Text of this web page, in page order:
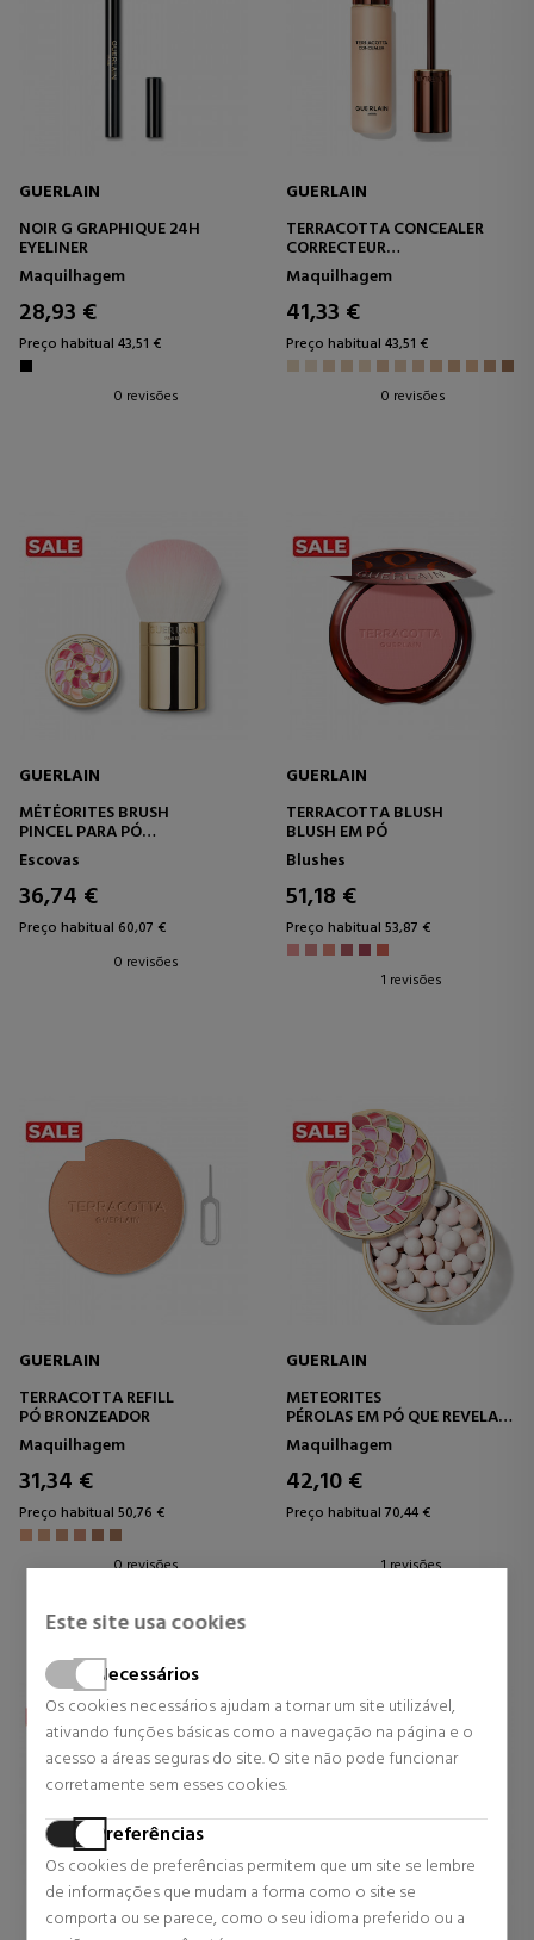
Este site usa cookies
Necessários
Os cookies necessários ajudam a tornar um site utilizável,
ativando funções básicas como a navegação na página e o
acesso a áreas seguras do site. O site não pode funcionar
corretamente sem esses cookies.
Preferências
Os cookies de preferências permitem que um site se lembre
de informações que mudam a forma como o site se
comporta ou se parece, como o seu idioma preferido ou a
GUERLAIN
NOIR G GRAPHIQUE 24H
EYELINER
Maquilhagem
28,93 €
Preço habitual 43,51 €
0 revisões
GUERLAIN
TERRACOTTA CONCEALER
CORRECTEUR
CORRETIVO 24-HOUR
NATURAL PERFECTION
Maquilhagem
41,33 €
Preço habitual 43,51 €
0 revisões
GUERLAIN
MÉTÉORITES BRUSH
PINCEL PARA PÓ
BRONZEADOR
Escovas
36,74 €
Preço habitual 60,07 €
0 revisões
GUERLAIN
TERRACOTTA BLUSH
BLUSH EM PÓ
Blushes
51,18 €
Preço habitual 53,87 €
1 revisões
GUERLAIN
TERRACOTTA REFILL
PÓ BRONZEADOR
Maquilhagem
31,34 €
Preço habitual 50,76 €
0 revisões
GUERLAIN
METEORITES
PÉROLAS EM PÓ QUE REVELAM
A LUZ
Maquilhagem
42,10 €
Preço habitual 70,44 €
1 revisões